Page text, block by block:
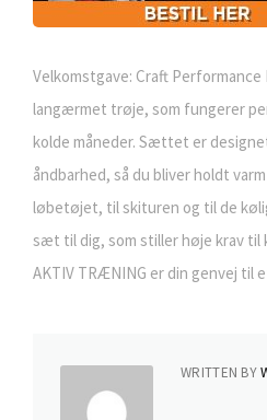
Velkomstgave: Craft
langærmet trøje, som fungerer
kolde måneder. Sættet er
åndbarhed, så du bliver holdt
løbetøjet, til skituren og til de
sæt til dig, som stiller høje krav
AKTIV TRÆNING er din genvej til
WRITTEN BY